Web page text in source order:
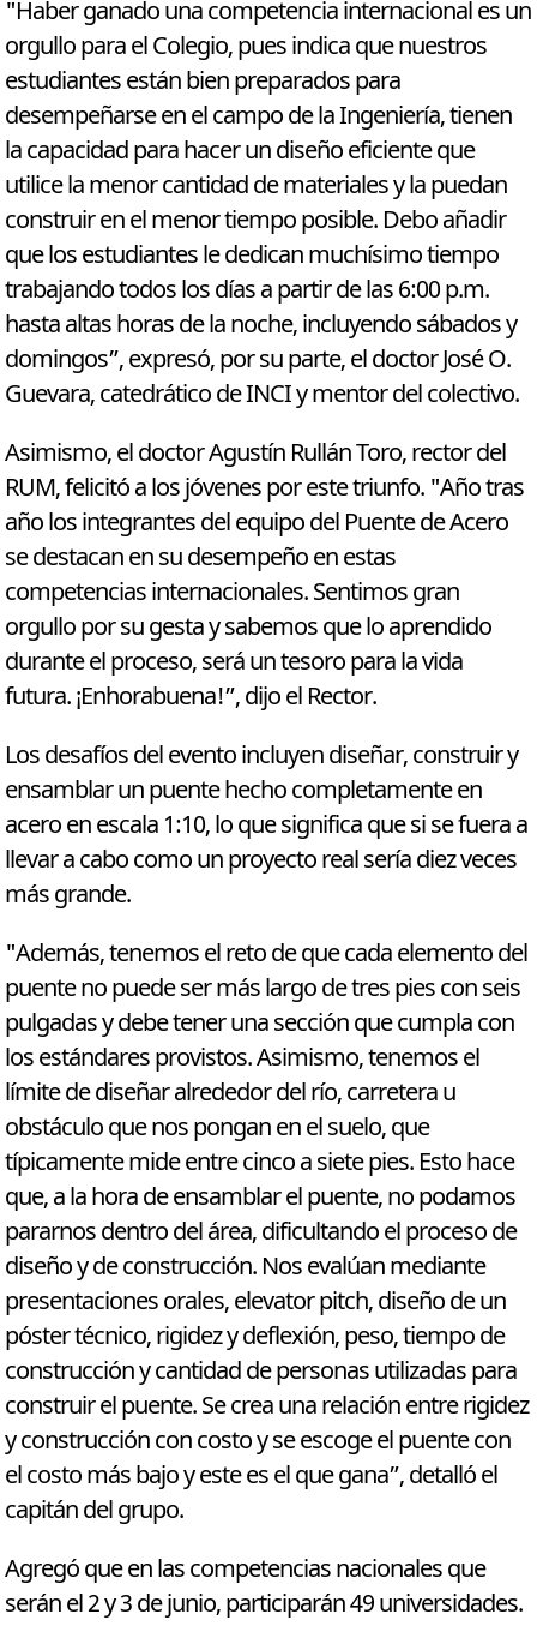
"Haber ganado una competencia internacional es un
orgullo para el Colegio, pues indica que nuestros
estudiantes están bien preparados para
desempeñarse en el campo de la Ingeniería, tienen
la capacidad para hacer un diseño eficiente que
utilice la menor cantidad de materiales y la puedan
construir en el menor tiempo posible. Debo añadir
que los estudiantes le dedican muchísimo tiempo
trabajando todos los días a partir de las 6:00 p.m.
hasta altas horas de la noche, incluyendo sábados y
domingos”, expresó, por su parte, el doctor José O.
Guevara, catedrático de INCI y mentor del colectivo.
Asimismo, el doctor Agustín Rullán Toro, rector del
RUM, felicitó a los jóvenes por este triunfo. "Año tras
año los integrantes del equipo del Puente de Acero
se destacan en su desempeño en estas
competencias internacionales. Sentimos gran
orgullo por su gesta y sabemos que lo aprendido
durante el proceso, será un tesoro para la vida
futura. ¡Enhorabuena!”, dijo el Rector.
Los desafíos del evento incluyen diseñar, construir y
ensamblar un puente hecho completamente en
acero en escala 1:10, lo que significa que si se fuera a
llevar a cabo como un proyecto real sería diez veces
más grande.
"Además, tenemos el reto de que cada elemento del
puente no puede ser más largo de tres pies con seis
pulgadas y debe tener una sección que cumpla con
los estándares provistos. Asimismo, tenemos el
límite de diseñar alrededor del río, carretera u
obstáculo que nos pongan en el suelo, que
típicamente mide entre cinco a siete pies. Esto hace
que, a la hora de ensamblar el puente, no podamos
pararnos dentro del área, dificultando el proceso de
diseño y de construcción. Nos evalúan mediante
presentaciones orales, elevator pitch, diseño de un
póster técnico, rigidez y deflexión, peso, tiempo de
construcción y cantidad de personas utilizadas para
construir el puente. Se crea una relación entre rigidez
y construcción con costo y se escoge el puente con
el costo más bajo y este es el que gana”, detalló el
capitán del grupo.
Agregó que en las competencias nacionales que
serán el 2 y 3 de junio, participarán 49 universidades.